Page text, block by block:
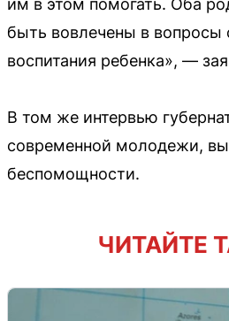
им в этом помогать. Оба
быть вовлечены в вопросы
воспитания ребенка», —
В том же интервью
современной молодежи,
беспомощности.
ЧИТАЙТЕ